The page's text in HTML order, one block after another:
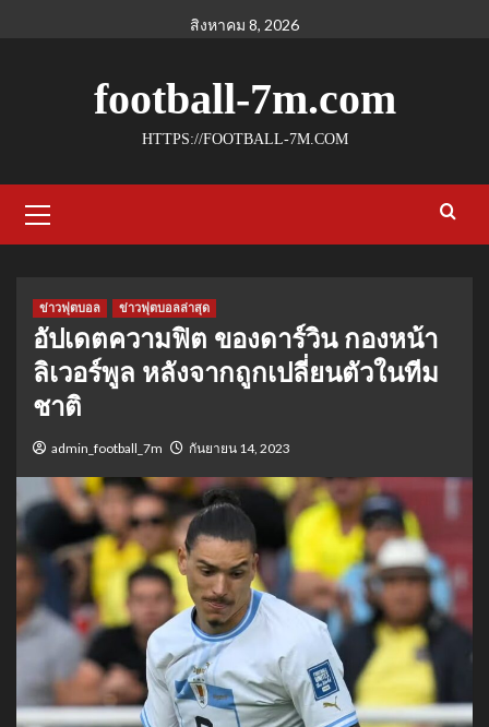
สิงหาคม 8, 2026
football-7m.com
HTTPS://FOOTBALL-7M.COM
Menu
ข่าวฟุตบอล ข่าวฟุตบอลล่าสุด
อัปเดตความฟิต ของดาร์วิน กองหน้า
ลิเวอร์พูล หลังจากถูกเปลี่ยนตัวในทีม
ชาติ
admin_football_7m กันยายน 14, 2023